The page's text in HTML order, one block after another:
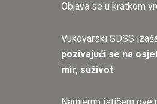
Objava se u kratkom
Vukovarski SDSS
pozivajući se na
mir, suživot.